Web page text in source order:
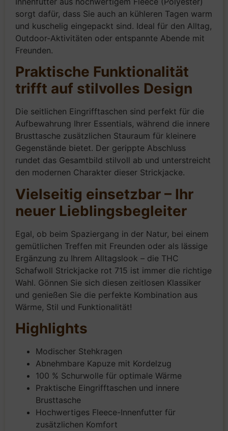
sorgt dafür, dass Sie auch an kühleren Tagen warm
und kuschelig eingepackt sind. Ideal für den Alltag,
Outdoor-Aktivitäten oder entspannte Abende mit
Freunden.
Praktische Funktionalität
trifft auf stilvolles Design
Die seitlichen Eingrifftaschen sind perfekt für die
Aufbewahrung Ihrer Essentials, während die innere
Brusttasche zusätzlichen Stauraum für kleinere
Gegenstände bietet. Der gerippte Abschluss
rundet das Gesamtbild stilvoll ab und unterstreicht
den modernen Charakter dieser Strickjacke.
Vielseitig einsetzbar – Ihr
neuer Lieblingsbegleiter
Egal, ob beim Spaziergang in der Natur, bei einem
gemütlichen Treffen mit Freunden oder als lässige
Ergänzung zu Ihrem Alltagslook – die THC
Schafwoll Strickjacke rot 715 ist immer die richtige
Wahl. Gönnen Sie sich diesen zeitlosen Klassiker
und genießen Sie die perfekte Kombination aus
Wärme, Stil und Funktionalität!
Highlights
Modischer Stehkragen
Abnehmbare Kapuze mit Kordelzug
100 % Schurwolle für optimale Wärme
Praktische Eingrifftaschen und innere
Brusttasche
Hochwertiges Fleece-Innenfutter für
zusätzlichen Komfort